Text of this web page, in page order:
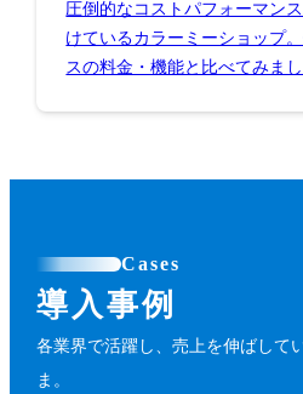
圧倒的なコストパフォーマン
けているカラーミーショップ
スの料金・機能と比べてみまし
Cases
導入事例
各業界で活躍し、売上を伸ばして
ま。